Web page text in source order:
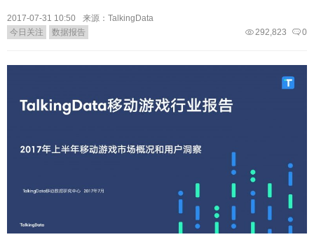
2017-07-31 10:50
来源：TalkingData
今日关注
数据报告 0
292,823